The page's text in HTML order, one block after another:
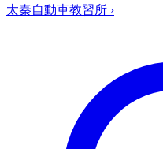
太秦自動車教習所 ›